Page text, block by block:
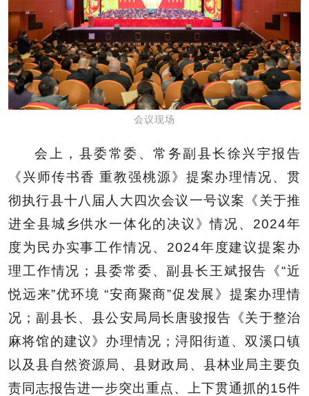
会议现场
会上，县委常委、常务副县长徐兴宇报告
《兴师传书香 重教强桃源》提案办理情况、贯
彻执行县十八届人大四次会议一号议案《关于推
进全县城乡供水一体化的决议》情况、2024年
度为民办实事工作情况、2024年度建议提案办
理工作情况；县委常委、副县长王斌报告《“近
悦远来”优环境 “安商聚商”促发展》提案办理情
况；副县长、县公安局局长唐骏报告《关于整治
麻将馆的建议》办理情况；浔阳街道、双溪口镇
以及县自然资源局、县财政局、县林业局主要负
责同志报告进一步突出重点、上下贯通抓的15件